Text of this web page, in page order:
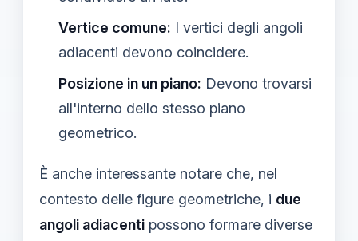
Vertice comune: I vertici degli angoli
adiacenti devono coincidere.
Posizione in un piano: Devono trovarsi
all'interno dello stesso piano
geometrico.
È anche interessante notare che, nel
contesto delle figure geometriche, i due
angoli adiacenti possono formare diverse